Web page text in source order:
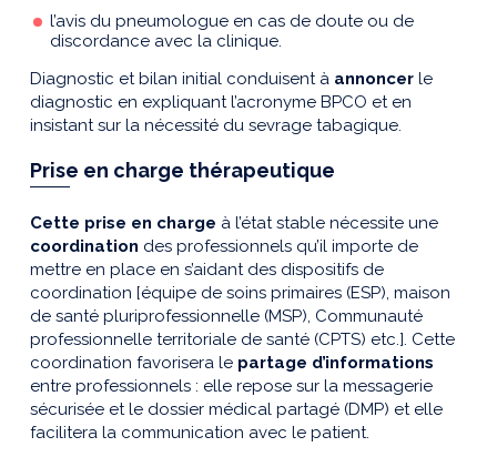
l’avis du pneumologue en cas de doute ou de
discordance avec la clinique.
Diagnostic et bilan initial conduisent à annoncer le
diagnostic en expliquant l’acronyme BPCO et en
insistant sur la nécessité du sevrage tabagique.
Prise en charge thérapeutique
Cette prise en charge à l’état stable nécessite une
coordination des professionnels qu’il importe de
mettre en place en s’aidant des dispositifs de
coordination [équipe de soins primaires (ESP), maison
de santé pluriprofessionnelle (MSP), Communauté
professionnelle territoriale de santé (CPTS) etc.]. Cette
coordination favorisera le partage d’informations
entre professionnels : elle repose sur la messagerie
sécurisée et le dossier médical partagé (DMP) et elle
facilitera la communication avec le patient.